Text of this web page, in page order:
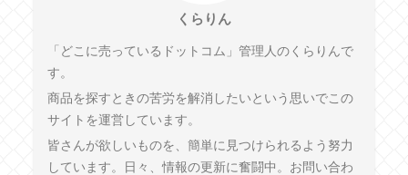
くらりん
「どこに売っているドットコム」管理人のくらりんで
す。
商品を探すときの苦労を解消したいという思いでこの
サイトを運営しています。
皆さんが欲しいものを、簡単に見つけられるよう努力
しています。日々、情報の更新に奮闘中。お問い合わ